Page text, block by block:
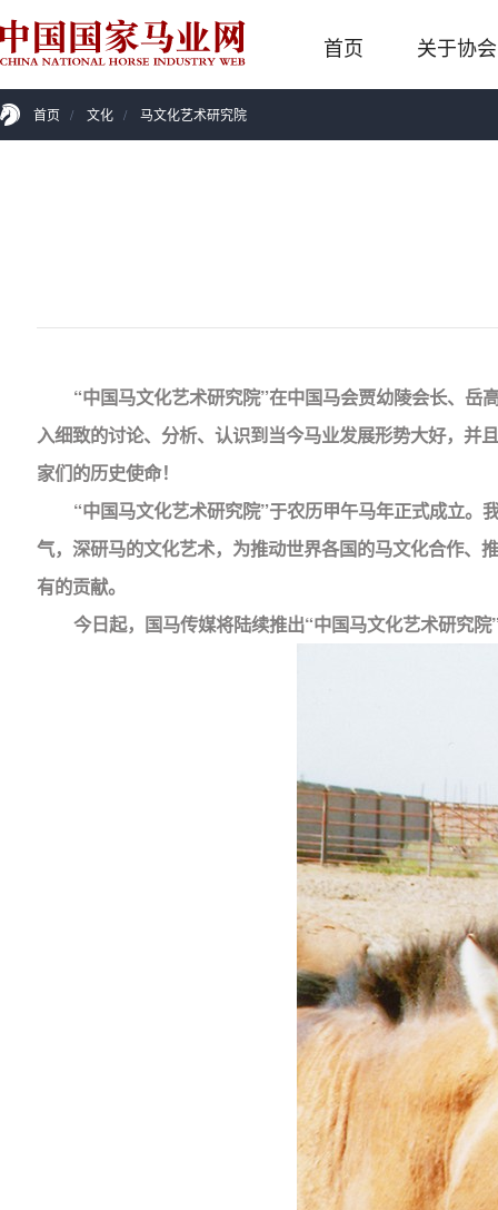
首页 关于协会
首页 / 文化 / 马文化艺术研究院
“中国马文化艺术研究院”在中国马会贾幼陵会长、
入细致的讨论、分析、认识到当今马业发展形势大好，并
家们的历史使命！
“中国马文化艺术研究院”于农历甲午马年正式成立
气，深研马的文化艺术，为推动世界各国的马文化合作、
有的贡献。
今日起，国马传媒将陆续推出“中国马文化艺术研究